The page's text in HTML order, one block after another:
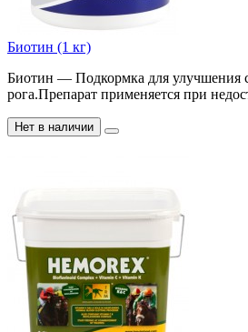
Биотин (1 кг)
Биотин — Подкормка для улучшения
рога.Препарат применяется при
Нет в наличии